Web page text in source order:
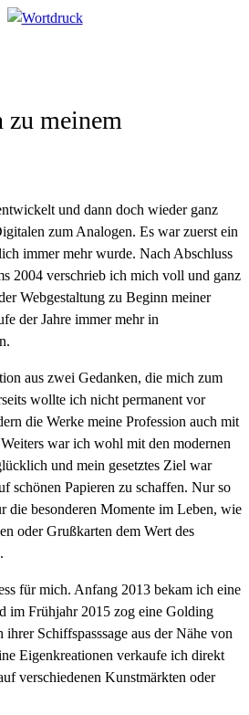
zu meinem
und dann doch wieder ganz
zum Analogen. Es war zuerst ein
immer mehr wurde. Nach Abschluss
2004 verschrieb ich mich voll und ganz
Webgestaltung zu Beginn meiner
der Jahre immer mehr in
aus zwei Gedanken, die mich zum
wollte ich nicht permanent vor
die Werke meine Profession auch mit
war ich wohl mit den modernen
und mein gesetztes Ziel war
schönen Papieren zu schaffen. Nur so
die besonderen Momente im Leben, wie
oder Grußkarten dem Wert des
für mich. Anfang 2013 bekam ich eine
im Frühjahr 2015 zog eine Golding
Schiffspasssage aus der Nähe von
Eigenkreationen verkaufe ich direkt
verschiedenen Kunstmärkten oder